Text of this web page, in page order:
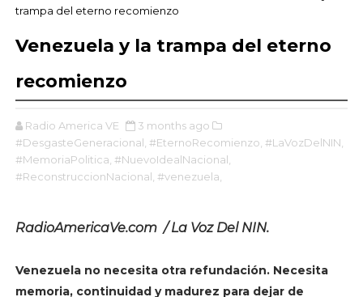
trampa del eterno recomienzo
Venezuela y la trampa del eterno
recomienzo
Radio America VE
3 months ago
#DesgasteGeneracional, #EternoRecomienzo, #LaVozDelNIN,
#MemoriaPolitica, #NuevoIdealNacional,
#ReconstruccionNacional, #venezuela,
RadioAmericaVe.com / La Voz Del NIN.
Venezuela no necesita otra refundación. Necesita
memoria, continuidad y madurez para dejar de